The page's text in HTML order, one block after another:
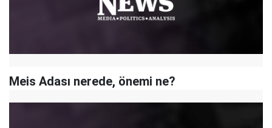
Meis Adası nerede, önemi ne?